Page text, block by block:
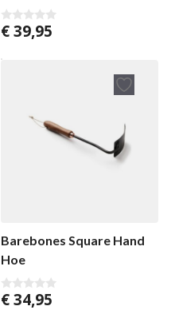
0
v
n
€39,95
Barebones Square Hand
Hoe
0
v
€34,95